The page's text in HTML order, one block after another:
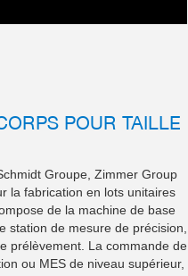
POUR TAILLE
Groupe, Zimmer Group
la fabrication en lots unitaires
de la machine de base
station de mesure de précision,
prélèvement. La commande de
ou MES de niveau supérieur,